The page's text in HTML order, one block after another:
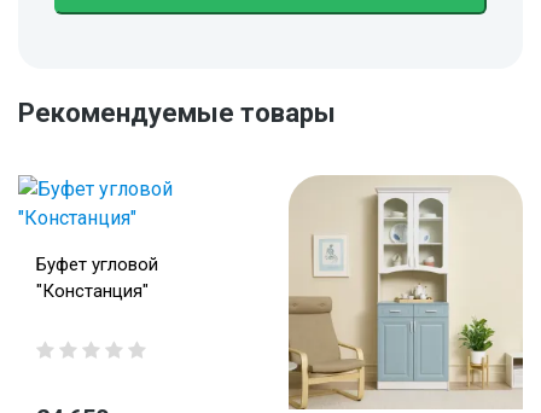
Рекомендуемые товары
Буфет угловой
"Констанция"